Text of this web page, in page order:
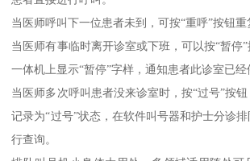
当医师呼叫下一位患者未到，可按“重呼”按钮重
当医师有事临时离开诊室或下班，可以按“暂停
一体机上显示“暂停”字样，通知患者此诊室已经
当医师多次呼叫患者没来诊室时，按“过号”按
记录为“过号”状态，在软件叫号器和护士分诊
行查询。